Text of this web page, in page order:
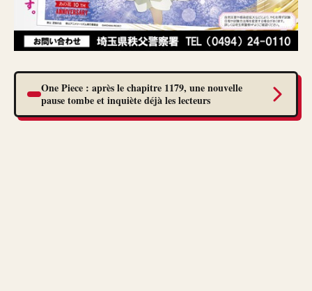
One Piece : après le chapitre 1179, une nouvelle
pause tombe et inquiète déjà les lecteurs